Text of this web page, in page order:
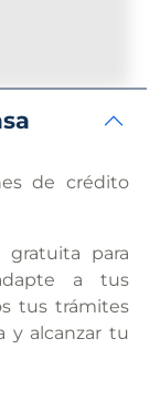
de crédito
gratuita para
a tus
tus trámites
y alcanzar tu